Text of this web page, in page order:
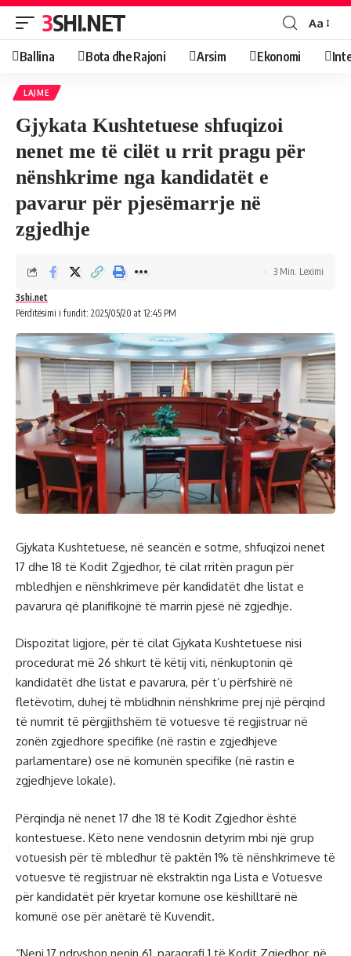
3SHI.NET Aa
Ballina Bota dhe Rajoni Arsim Ekonomi
LAJME
Gjykata Kushtetuese shfuqizoi
nenet me të cilët u rrit pragu për
nënshkrime nga kandidatët e
pavarur për pjesëmarrje në
zgjedhje
Përditësimi i fundit: 2025/05/20 at 12:45 PM
3shi.net
3 Min. Leximi
Gjykata Kushtetuese, në seancën e sotme, shfuqizoi nenet
17 dhe 18 të Kodit Zgjedhor, të cilat rritën pragun për
mbledhjen e nënshkrimeve për kandidatët dhe listat e
pavarura që planifikojnë të marrin pjesë në zgjedhje.
Dispozitat ligjore, për të cilat Gjykata Kushtetuese nisi
procedurat më 26 shkurt të këtij viti, nënkuptonin që
kandidatët dhe listat e pavarura, për t’u përfshirë në
fletëvotim, duhej të mblidhnin nënshkrime prej një përqind
të numrit të përgjithshëm të votuesve të regjistruar në
zonën zgjedhore specifike (në rastin e zgjedhjeve
parlamentare) ose në komunën specifike (në rastin e
zgjedhjeve lokale).
Përqindja në nenet 17 dhe 18 të Kodit Zgjedhor është
kontestuese. Këto nene vendosnin detyrim mbi një grup
votuesish për të mbledhur të paktën 1% të nënshkrimeve të
votuesve të regjistruar në ekstraktin nga Lista e Votuesve
për kandidatët për kryetar komune ose këshilltarë në
komunë ose për anëtarë të Kuvendit.